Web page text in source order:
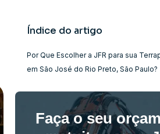
Índice do artigo
Por Que Escolher a JFR para sua
em São José do Rio Preto, São Paulo?
Faça o seu